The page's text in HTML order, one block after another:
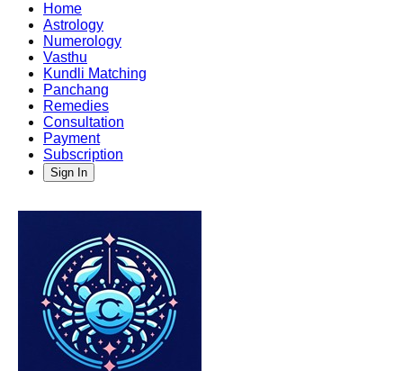
Home
Astrology
Numerology
Vasthu
Kundli Matching
Panchang
Remedies
Consultation
Payment
Subscription
Sign In